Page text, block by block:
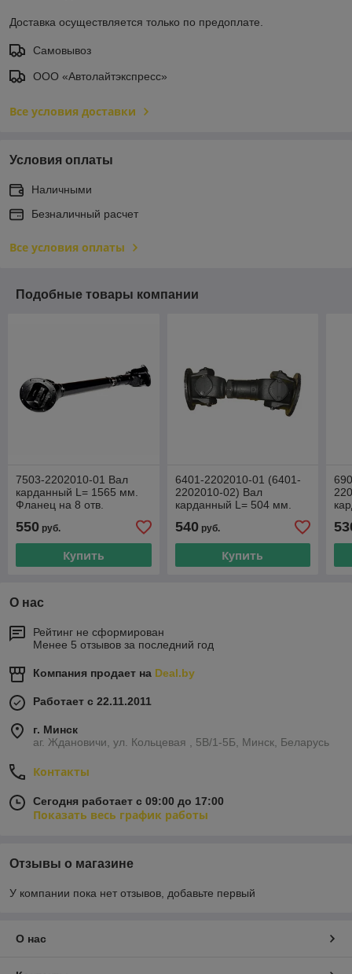
Доставка осуществляется только по предоплате.
Самовывоз
ООО «Автолайтэкспресс»
Все условия доставки
Условия оплаты
Наличными
Безналичный расчет
Все условия оплаты
Подобные товары компании
7503-2202010-01 Вал
карданный L= 1565 мм.
Фланец на 8 отв.
50х155 мм. МОАЗ и т.д.
550 руб.
Купить
6401-2202010-01 (6401-
2202010-02) Вал
карданный L= 504 мм.
155х175. Крестовина
50х155 мм. МОА
540руб.
Купить
О нас
Рейтинг не сформирован
Менее 5 отзывов за последний год
Компания продает на Deal.by
Работает с 22.11.2011
г. Минск
аг. Ждановичи, ул. Кольцевая , 5В/1-5Б, Минск, Беларусь
Контакты
Сегодня работает с 09:00 до 17:00
Показать весь график работы
Отзывы о магазине
У компании пока нет отзывов, добавьте первый
О нас